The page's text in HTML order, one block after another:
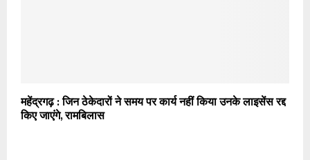
महेंद्रगढ़ : जिन ठेकेदारों ने समय पर कार्य नहीं किया उनके लाइसेंस रद्द
किए जाएंगे, रामबिलास